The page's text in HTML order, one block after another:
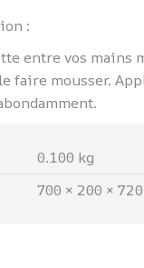
:
entre vos mains
faire mousser.
0.100 kg
700 × 200 ×